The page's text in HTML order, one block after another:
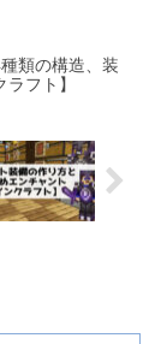
類の構造、装
フト】